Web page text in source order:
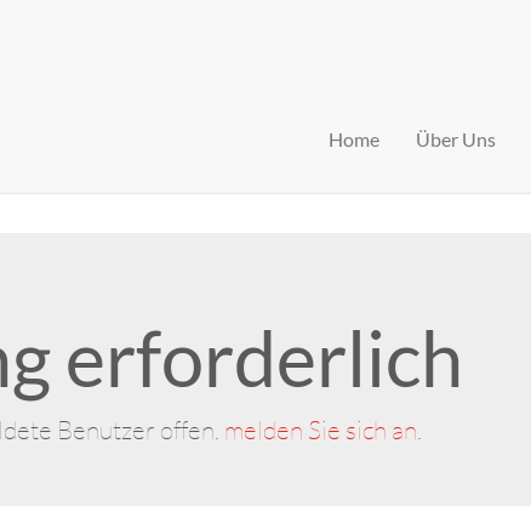
Home Über Uns
erforderlich
Benutzer offen. melden Sie sich an